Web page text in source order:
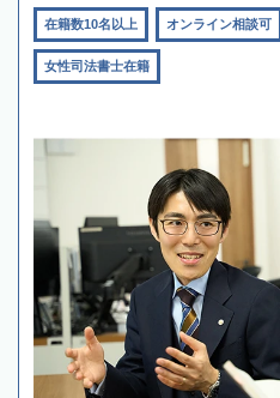
在籍数10名以上 オンライン相談可
女性司法書士在籍